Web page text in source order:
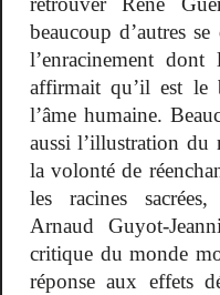
beaucoup d’autres
l’enracinement
affirmait qu’il est le
l’âme humaine.
aussi l’illustration du
la volonté de
les racines
Arnaud Guyot-
critique du monde
réponse aux effets